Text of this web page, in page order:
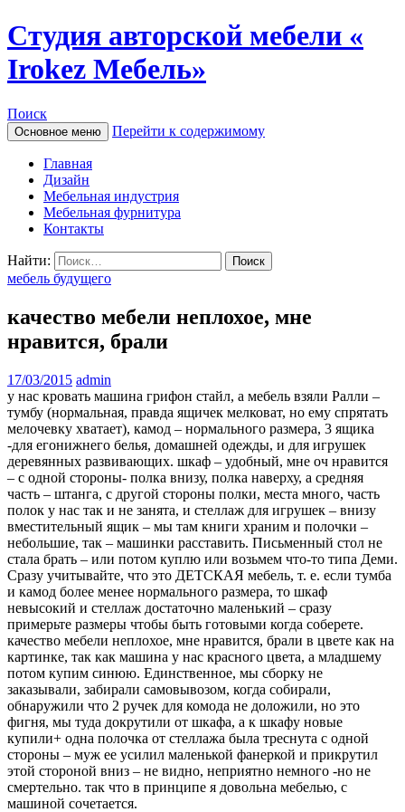
Студия авторской мебели «
Irokez Мебель»
Поиск
Основное меню Перейти к содержимому
Главная
Дизайн
Мебельная индустрия
Мебельная фурнитура
Контакты
Найти:
мебель будущего
качество мебели неплохое, мне
нравится, брали
17/03/2015 admin
у нас кровать машина грифон стайл, а мебель взяли Ралли –
тумбу (нормальная, правда ящичек мелковат, но ему спрятать
мелочевку хватает), камод – нормального размера, 3 ящика
-для егонижнего белья, домашней одежды, и для игрушек
деревянных развивающих. шкаф – удобный, мне оч нравится
– с одной стороны- полка внизу, полка наверху, а средняя
часть – штанга, с другой стороны полки, места много, часть
полок у нас так и не занята, и стеллаж для игрушек – внизу
вместительный ящик – мы там книги храним и полочки –
небольшие, так – машинки расставить. Письменный стол не
стала брать – или потом куплю или возьмем что-то типа Деми.
Сразу учитывайте, что это ДЕТСКАЯ мебель, т. е. если тумба
и камод более менее нормального размера, то шкаф
невысокий и стеллаж достаточно маленький – сразу
примерьте размеры чтобы быть готовыми когда соберете.
качество мебели неплохое, мне нравится, брали в цвете как на
картинке, так как машина у нас красного цвета, а младшему
потом купим синюю. Единственное, мы сборку не
заказывали, забирали самовывозом, когда собирали,
обнаружили что 2 ручек для комода не доложили, но это
фигня, мы туда докрутили от шкафа, а к шкафу новые
купили+ одна полочка от стеллажа была треснута с одной
стороны – муж ее усилил маленькой фанеркой и прикрутил
этой стороной вниз – не видно, неприятно немного -но не
смертельно. так что в принципе я довольна мебелью, с
машиной сочетается.